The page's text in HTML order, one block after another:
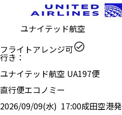
ユナイテッド航空
フライトアレンジ可
行き：
ユナイテッド航空 UA197便
直行便エコノミー
2026/09/09(水) 17:00成田空港発